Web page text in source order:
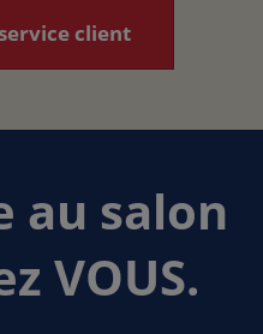
client
au salon
VOUS.